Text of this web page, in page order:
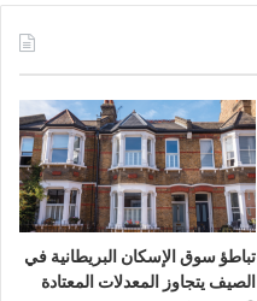
تباطؤ سوق الإسكان البريطانية في
الصيف يتجاوز المعدلات المعتادة